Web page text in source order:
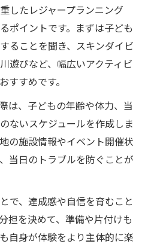
したレジャープランニング
ポイントです。まずは子ども
ることを聞き、スキンダイビ
遊びなど、幅広いアクティビ
すすめです。
は、子どもの年齢や体力、当
ないスケジュールを作成しま
の施設情報やイベント開催状
当日のトラブルを防ぐことが
で、達成感や自信を育むこと
担を決めて、準備や片付けも
自身が体験をより主体的に楽